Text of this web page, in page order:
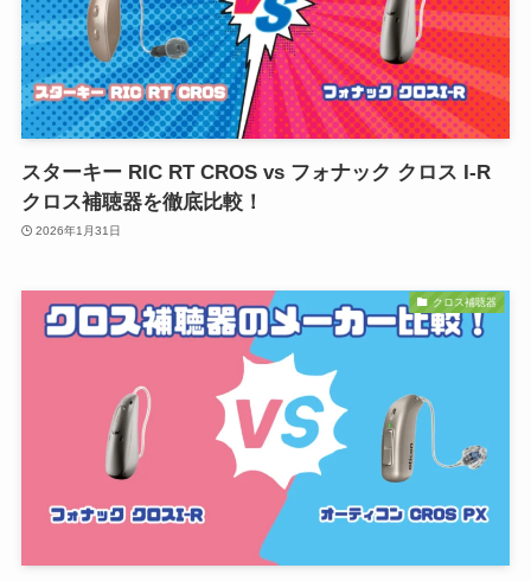
スターキー RIC RT CROS vs フォナック クロス I-R
クロス補聴器を徹底比較！
2026年1月31日
クロス補聴器